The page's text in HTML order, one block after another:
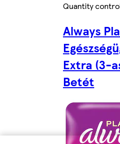
Quantity
Always
Extra (3-
Betét